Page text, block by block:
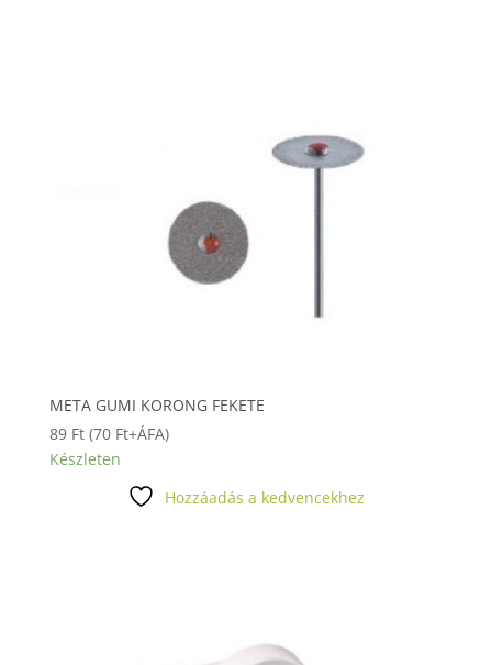
META GUMI KORONG FEKETE
89 Ft (70 Ft+ÁFA)
Készleten
Hozzáadás a kedvencekhez